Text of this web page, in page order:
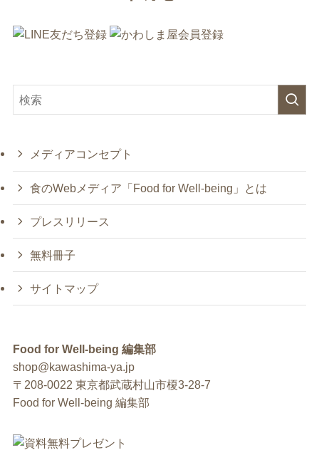
メディアコンセプト
食のWebメディア「Food for Well-being」とは
プレスリリース
無料冊子
サイトマップ
Food for Well-being 編集部
shop@kawashima-ya.jp
〒208-0022 東京都武蔵村山市榎3-28-7
Food for Well-being 編集部